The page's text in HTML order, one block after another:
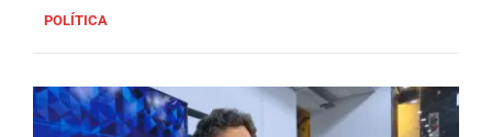
POLÍTICA